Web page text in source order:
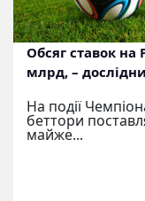
Обсяг ставок на
млрд, –
На події
беттори
майже...